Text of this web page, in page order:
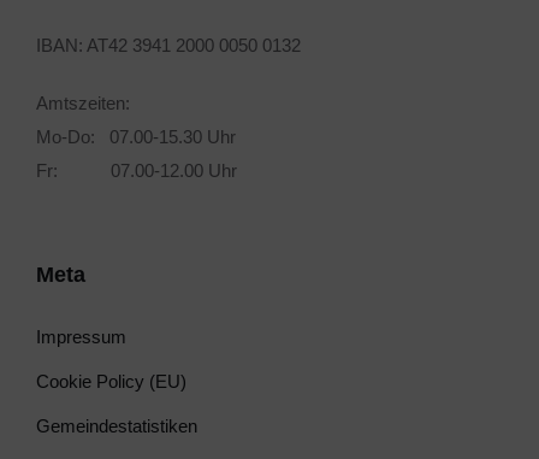
IBAN: AT42 3941 2000 0050 0132
Amtszeiten:
Mo-Do: 07.00-15.30 Uhr
Fr: 07.00-12.00 Uhr
Meta
Impressum
Cookie Policy (EU)
Gemeindestatistiken